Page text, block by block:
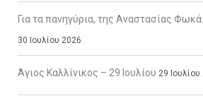
Για τα πανηγύρια, της Αναστασίας Φωκά
30 Ιουλίου 2026
Άγιος Καλλίνικος – 29 Ιουλίου 29